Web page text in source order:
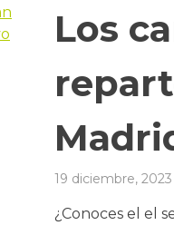
Los
19 diciembre, 2023
¿Conoces el el